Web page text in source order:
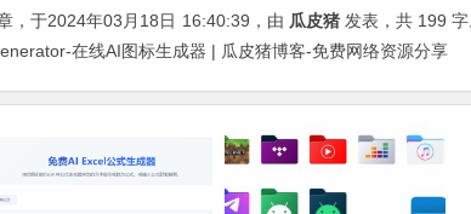
，于2024年03月18日 16:40:39 ，由 瓜皮猪 发表，共 199 字
在线AI图标生成器 | 瓜皮猪博客-免费网络资源分享